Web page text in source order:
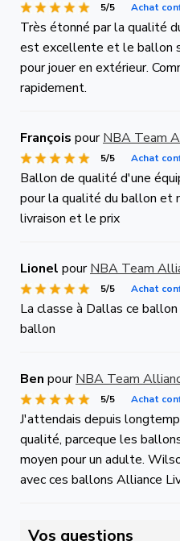
5/5 Achat
Très étonné par la qualité
est excellente et le ballon
pour jouer en extérieur.
rapidement.
François pourNBA Team
5/5 Achat
Ballon de qualité d'une
pour la qualité du ballon et
livraison et le prix
Lionel pourNBA Team
5/5 Achat
La classe à Dallas ce
ballon
Ben pourNBA Team
5/5 Achat
J'attendais depuis
qualité, parceque les
moyen pour un adulte.
avec ces ballons Alliance
Vos questions